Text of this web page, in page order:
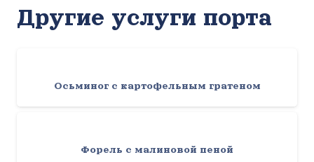
Другие услуги порта
Осьминог с картофельным гратеном
Форель с малиновой пеной